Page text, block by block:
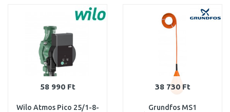
Összehasonlítás Összehasonlítás
58 990 Ft
Wilo Atmos Pico 25/1-8-
38 730 Ft
Grundfos MS1